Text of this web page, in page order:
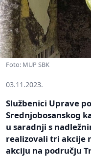
Foto: MUP SBK
03.11.2023.
Službenici Uprave
Srednjobosanskog
u saradnji s
realizovali tri akcije
akciju na području